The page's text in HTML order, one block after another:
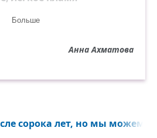
Больше
Анна Ахматова
сорока лет, но мы можем